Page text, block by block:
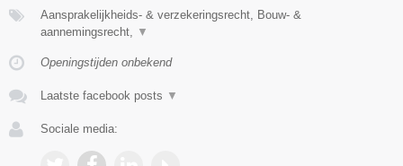
Aansprakelijkheids- & verzekeringsrecht, Bouw- &
aannemingsrecht, ▼
Openingstijden onbekend
Laatste facebook posts ▼
Sociale media: